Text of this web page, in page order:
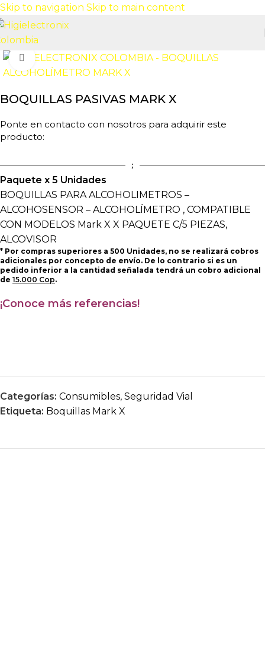
Skip to navigation Skip to main content
Click to enlarge
BOQUILLAS PASIVAS MARK X
Ponte en contacto con nosotros para adquirir este
producto:
Paquete x 5 Unidades
BOQUILLAS PARA ALCOHOLIMETROS –
ALCOHOSENSOR – ALCOHOLÍMETRO , COMPATIBLE
CON MODELOS Mark X X PAQUETE C/5 PIEZAS,
ALCOVISOR
* Por compras superiores a 500 Unidades, no se realizará cobros
adicionales por concepto de envío. De lo contrario si es un
pedido inferior a la cantidad señalada tendrá un cobro adicional
de 15.000 Cop.
¡Conoce más referencias!
Categorías: Consumibles, Seguridad Vial
Etiqueta: Boquillas Mark X